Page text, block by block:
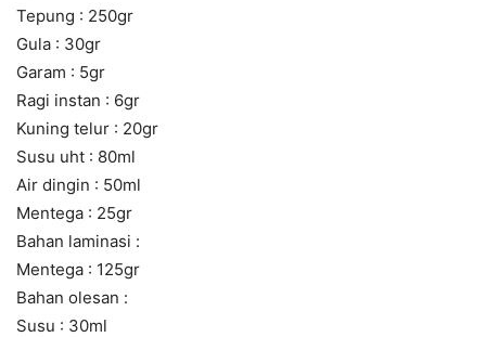
Tepung : 250gr
Gula : 30gr
Garam : 5gr
Ragi instan : 6gr
Kuning telur : 20gr
Susu uht : 80ml
Air dingin : 50ml
Mentega : 25gr
Bahan laminasi :
Mentega : 125gr
Bahan olesan :
Susu : 30ml